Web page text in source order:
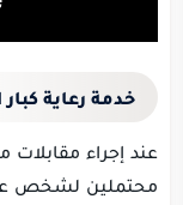
خدمة رعاية
عند إجراء مقابلات
محتملين لشخص